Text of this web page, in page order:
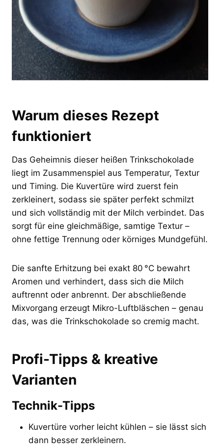
Warum dieses Rezept
funktioniert
Das Geheimnis dieser heißen Trinkschokolade
liegt im Zusammenspiel aus Temperatur, Textur
und Timing. Die Kuvertüre wird zuerst fein
zerkleinert, sodass sie später perfekt schmilzt
und sich vollständig mit der Milch verbindet. Das
sorgt für eine gleichmäßige, samtige Textur –
ohne fettige Trennung oder körniges Mundgefühl.
Die sanfte Erhitzung bei exakt 80 °C bewahrt
Aromen und verhindert, dass sich die Milch
auftrennt oder anbrennt. Der abschließende
Mixvorgang erzeugt Mikro-Luftbläschen – genau
das, was die Trinkschokolade so cremig macht.
Profi-Tipps & kreative
Varianten
Technik-Tipps
Kuvertüre vorher leicht kühlen – sie lässt sich
dann besser zerkleinern.